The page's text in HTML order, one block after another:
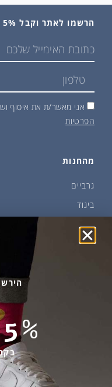
מהחנות
גרביים
ביגוד
פקעות ובצלים
החלפות והחזרות
אספקה ומשלוחים
הרשמו לאתר וקבל 5% הנחה בקנייה הראשונה
אני מאשר/ת את איסוף
הפרטיות
5% הנחה